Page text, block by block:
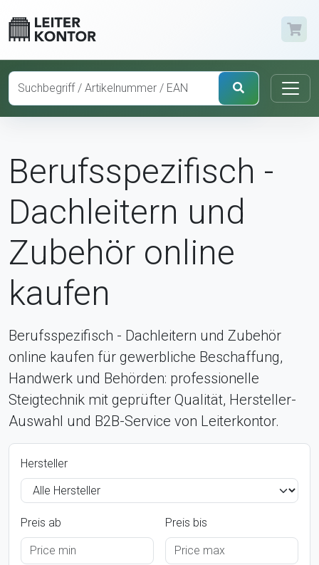
Berufsspezifisch -
Dachleitern und
Zubehör online
kaufen
Berufsspezifisch - Dachleitern und Zubehör
online kaufen für gewerbliche Beschaffung,
Handwerk und Behörden: professionelle
Steigtechnik mit geprüfter Qualität, Hersteller-
Auswahl und B2B-Service von Leiterkontor.
Hersteller
Preis ab Preis bis